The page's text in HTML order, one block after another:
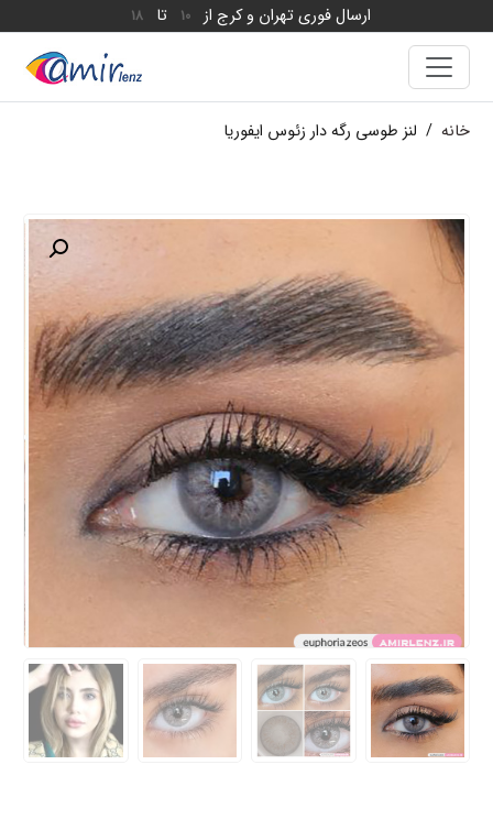
ارسال فوری تهران و کرج از 10 تا 18
خانه / لنز طوسی رگه دار زئوس ایفوریا